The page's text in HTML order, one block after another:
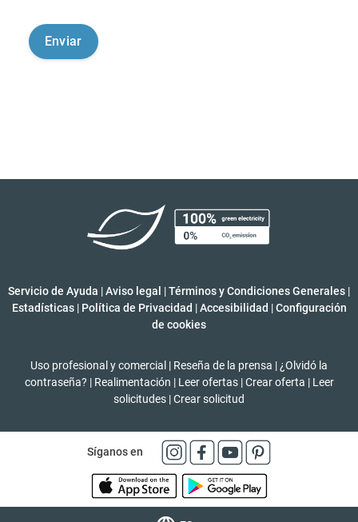
Servicio de Ayuda |Aviso legal |Términos y Condiciones Generales |
Estadísticas | Política de Privacidad | Accesibilidad | Configuración
de cookies
Uso profesional y comercial | Reseña de la prensa | ¿Olvidó la
contraseña? | Realimentación | Leer ofertas | Crear oferta | Leer
solicitudes |Crear solicitud
Síganos en